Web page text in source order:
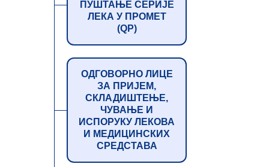
ПУШТАЊЕ СЕРИЈЕ
ЛЕКА У ПРОМЕТ
(QP)
ОДГОВОРНО ЛИЦЕ
ЗА ПРИЈЕМ,
СКЛАДИШТЕЊЕ,
ЧУВАЊЕ И
ИСПОРУКУ ЛЕКОВА
И МЕДИЦИНСКИХ
СРЕДСТАВА